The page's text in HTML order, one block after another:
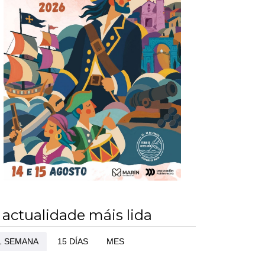
actualidade máis lida
SEMANA 15 DÍAS MES